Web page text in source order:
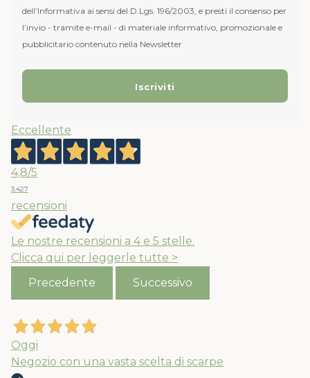
dell’Informativa ai sensi del D.Lgs. 196/2003, e presti il consenso per
l’invio - tramite e-mail - di materiale informativo, promozionale e
pubblicitario contenuto nella Newsletter
Eccellente
4,8/5
3.427
recensioni
Le nostre recensioni a 4 e 5 stelle.
Clicca qui per leggerle tutte >
Precedente
Successivo
Oggi
Negozio con una vasta scelta di scarpe